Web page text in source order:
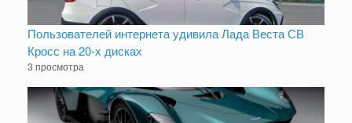
Пользователей интернета удивила Лада Веста СВ
Кросс на 20-х дисках
3 просмотра